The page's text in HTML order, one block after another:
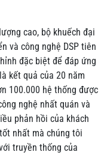
cao, bộ khuếch đại
và công nghệ DSP tiên
đặc biệt để đáp ứng
kết quả của 20 năm
100.000 hệ thống được
nghệ nhất quán và
phản hồi của khách
nhất mà chúng tôi
truyền thống của